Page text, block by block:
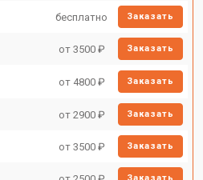
бесплатно Заказать
от 3500 ₽ Заказать
от 4800 ₽ Заказать
от 2900 ₽ Заказать
от 3500 ₽ Заказать